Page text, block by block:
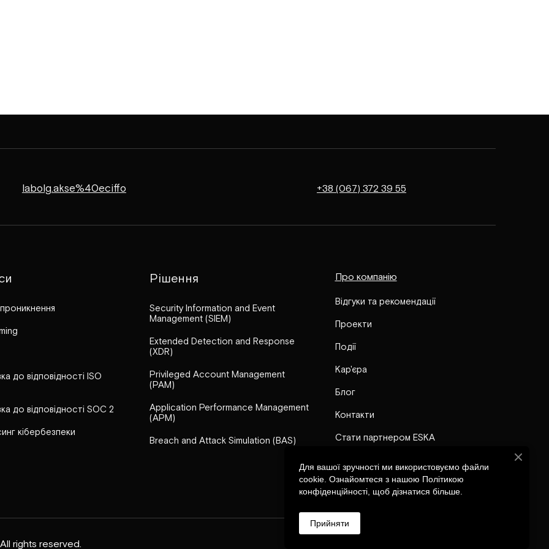
labolg.akse%40eciffo +38 (067) 372 39 55
до відповідності ISO
до відповідності SOC 2
кібербезпеки
Рішення
Security Information and Event
Management (SIEM)
Extended Detection and Response
(XDR)
Privileged Account Management
(PAM)
Application Performance Management
(APM)
Breach and Attack Simulation (BAS)
Про компанію
Відгуки та рекомендації
Проекти
Події
Кар'єра
Блог
Контакти
Стати партнером ESKA
rights reserved.
Для вашої зручності ми використовуємо файли
cookie. Ознайомтеся з нашою Політикою
конфіденційності, щоб дізнатися більше.
Прийняти